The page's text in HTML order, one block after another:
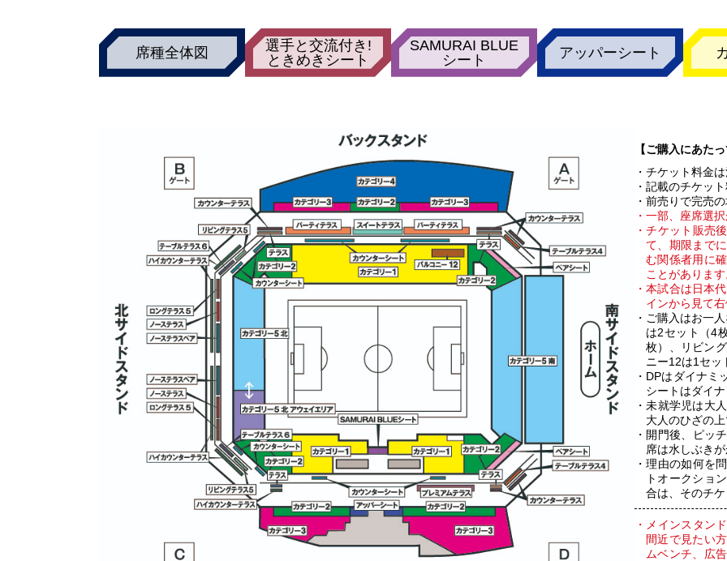
席種全体図
選手と交流付き!
ときめきシート
SAMURAI BLUE
シート
アッパーシート
【ご購入にあた
チケット料金
記載のチケッ
前売りで完売
一部、座席選
チケット販売
て、期限まで
む関係者用に
ことがありま
本試合は日本
インから見て
ご購入はお一
は2セット（4
枚）、リビン
ニー12は1セッ
DPはダイナミ
シートはダイ
未就学児は大
大人のひざの
開門後、ピッ
席は水しぶき
理由の如何を
トオークショ
合は、そのチ
メインスタン
間近で見たい
ムベンチ、広